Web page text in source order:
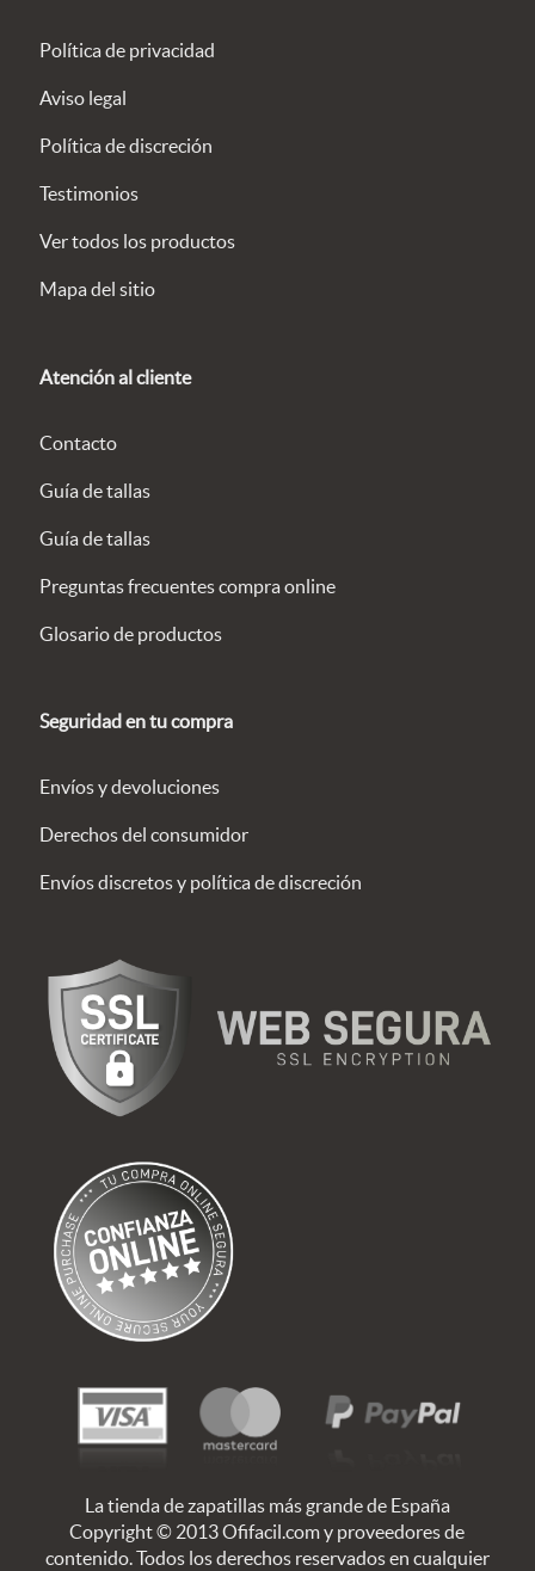
Política de privacidad
Aviso legal
Política de discreción
Testimonios
Ver todos los productos
Mapa del sitio
Atención al cliente
Contacto
Guía de tallas
Guía de tallas
Preguntas frecuentes compra online
Glosario de productos
Seguridad en tu compra
Envíos y devoluciones
Derechos del consumidor
Envíos discretos y política de discreción
La tienda de zapatillas más grande de España
Copyright © 2013 Ofifacil.com y proveedores de
contenido. Todos los derechos reservados en cualquier